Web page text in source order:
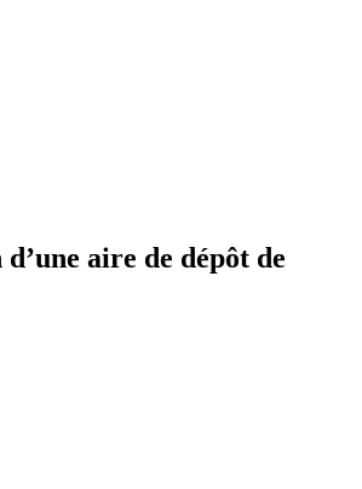
aire de dépôt de